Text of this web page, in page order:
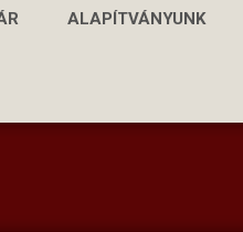
ALAPÍTVÁNYUNK